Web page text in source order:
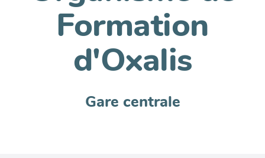
Formation
d'Oxalis
Gare centrale